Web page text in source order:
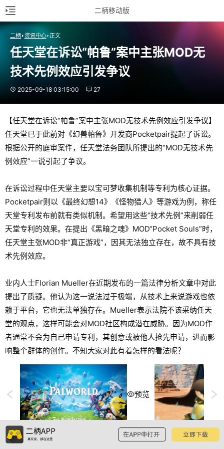
二柄移动版
二柄 资讯中心 正文
任天堂在诉讼“帕鲁”案中主张MOD无
技术先例效应引发争议
2025-09-18 03:15:00 27
【任天堂在诉讼“帕鲁”案中主张MOD无技术先例效应引发争议】
任天堂已于此前对《幻兽帕鲁》开发商Pocketpair提起了诉讼。
根据公开的庭审案件，任天堂法务团队所提出的“MOD无技术先
例效应”一说引起了争议。
在诉讼过程中任天堂主要以宝可梦收集机制等专利为核心证据。
Pocketpair则以《最终幻想14》《怪物猎人》等游戏为例，称任
天堂专利发布前就有类似机制。希望用这些“技术先例”来削弱任
天堂专利的效果。在提出《黑暗之魂》MOD“Pocket Souls”时，
任天堂主张MOD非“真正游戏”，因其无法独立存在，故不具有技
术先例效应。
业内人士Florian Mueller在近期发布的一篇法律分析文章中对此
提出了质疑。他认为这一说法过于极端，从技术上来说游戏也依
赖于平台，它也无法单独存在。Mueller表示法院不该采纳任天
堂的观点，这样可能会对MOD社区构成潜在威胁。因为MOD作
者通常不会为自己申请专利，其创意或被他人抢先申请，进而影
响整个群体的创作。不知大家对此有着怎样的看法呢？
预览